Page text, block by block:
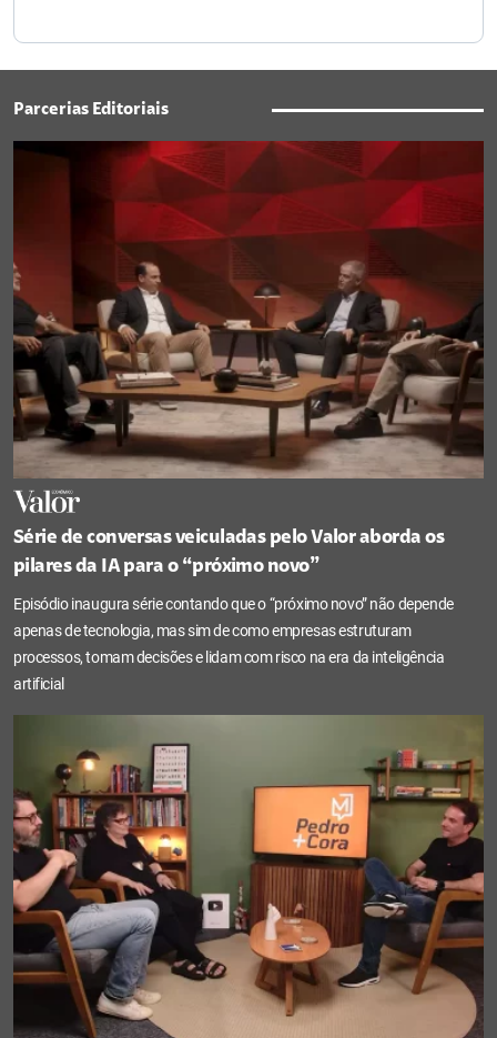
Parcerias Editoriais
Série de conversas veiculadas pelo Valor aborda os
pilares da IA para o “próximo novo”
Episódio inaugura série contando que o “próximo novo” não depende
apenas de tecnologia, mas sim de como empresas estruturam
processos, tomam decisões e lidam com risco na era da inteligência
artificial